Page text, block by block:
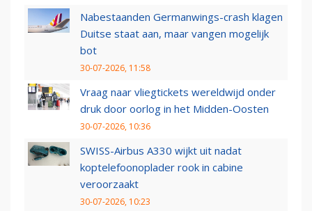
Nabestaanden Germanwings-crash klagen
Duitse staat aan, maar vangen mogelijk
bot
30-07-2026, 11:58
Vraag naar vliegtickets wereldwijd onder
druk door oorlog in het Midden-Oosten
30-07-2026, 10:36
SWISS-Airbus A330 wijkt uit nadat
koptelefoonoplader rook in cabine
veroorzaakt
30-07-2026, 10:23